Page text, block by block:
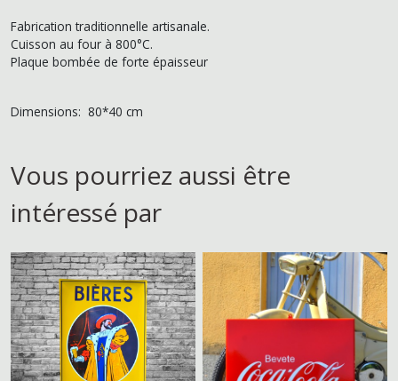
Fabrication traditionnelle artisanale.
Cuisson au four à 800°C.
Plaque bombée de forte épaisseur
Dimensions: 80*40 cm
Vous pourriez aussi être
intéressé par